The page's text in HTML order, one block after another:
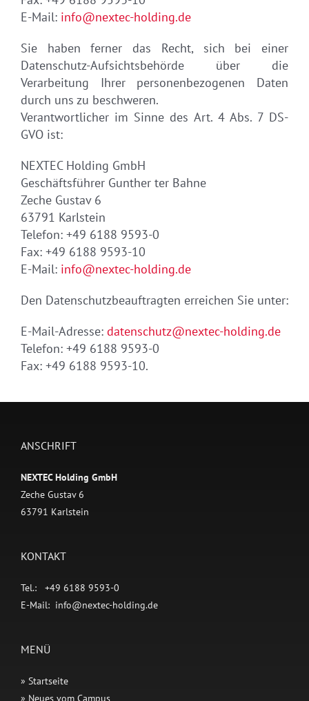
E-Mail: info@nextec-holding.de
Sie haben ferner das Recht, sich bei einer
Datenschutz-Aufsichtsbehörde über die
Verarbeitung Ihrer personenbezogenen Daten
durch uns zu beschweren.
Verantwortlicher im Sinne des Art. 4 Abs. 7 DS-
GVO ist:
NEXTEC Holding GmbH
Geschäftsführer Gunther ter Bahne
Zeche Gustav 6
63791 Karlstein
Telefon: +49 6188 9593-0
Fax: +49 6188 9593-10
E-Mail: info@nextec-holding.de
Den Datenschutzbeauftragten erreichen Sie unter:
E-Mail-Adresse: datenschutz@nextec-holding.de
Telefon: +49 6188 9593-0
Fax: +49 6188 9593-10.
ANSCHRIFT
NEXTEC Holding GmbH
Zeche Gustav 6
63791 Karlstein
KONTAKT
Tel.: +49 6188 9593-0
E-Mail: info@nextec-holding.de
MENÜ
» Startseite
» Neues vom Campus